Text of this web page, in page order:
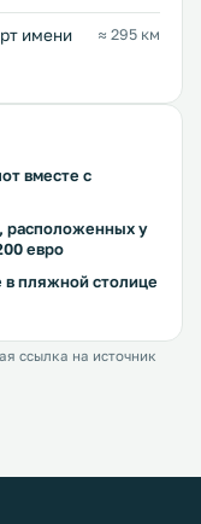
имени
≈ 295 км
вместе с
расположенных у
евро
в пляжной столице
ссылка на источник